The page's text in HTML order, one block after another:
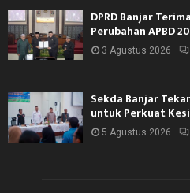
DPRD Banjar
Perubahan APBD
3 Agustus 2026
Sekda Banjar
untuk Perkuat
5 Agustus 2026